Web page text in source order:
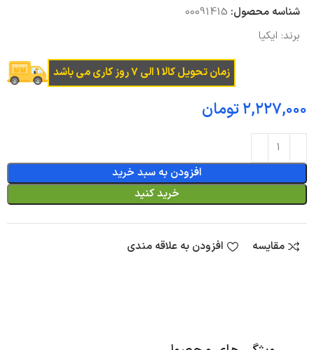
شناسه محصول: 00091415
برند: ایکیا
زمان تحویل کالا 1 الی 7 روز کاری می باشد
تومان
افزودن به سبد خرید
خرید کنید
مقایسه افزودن به علاقه مندی